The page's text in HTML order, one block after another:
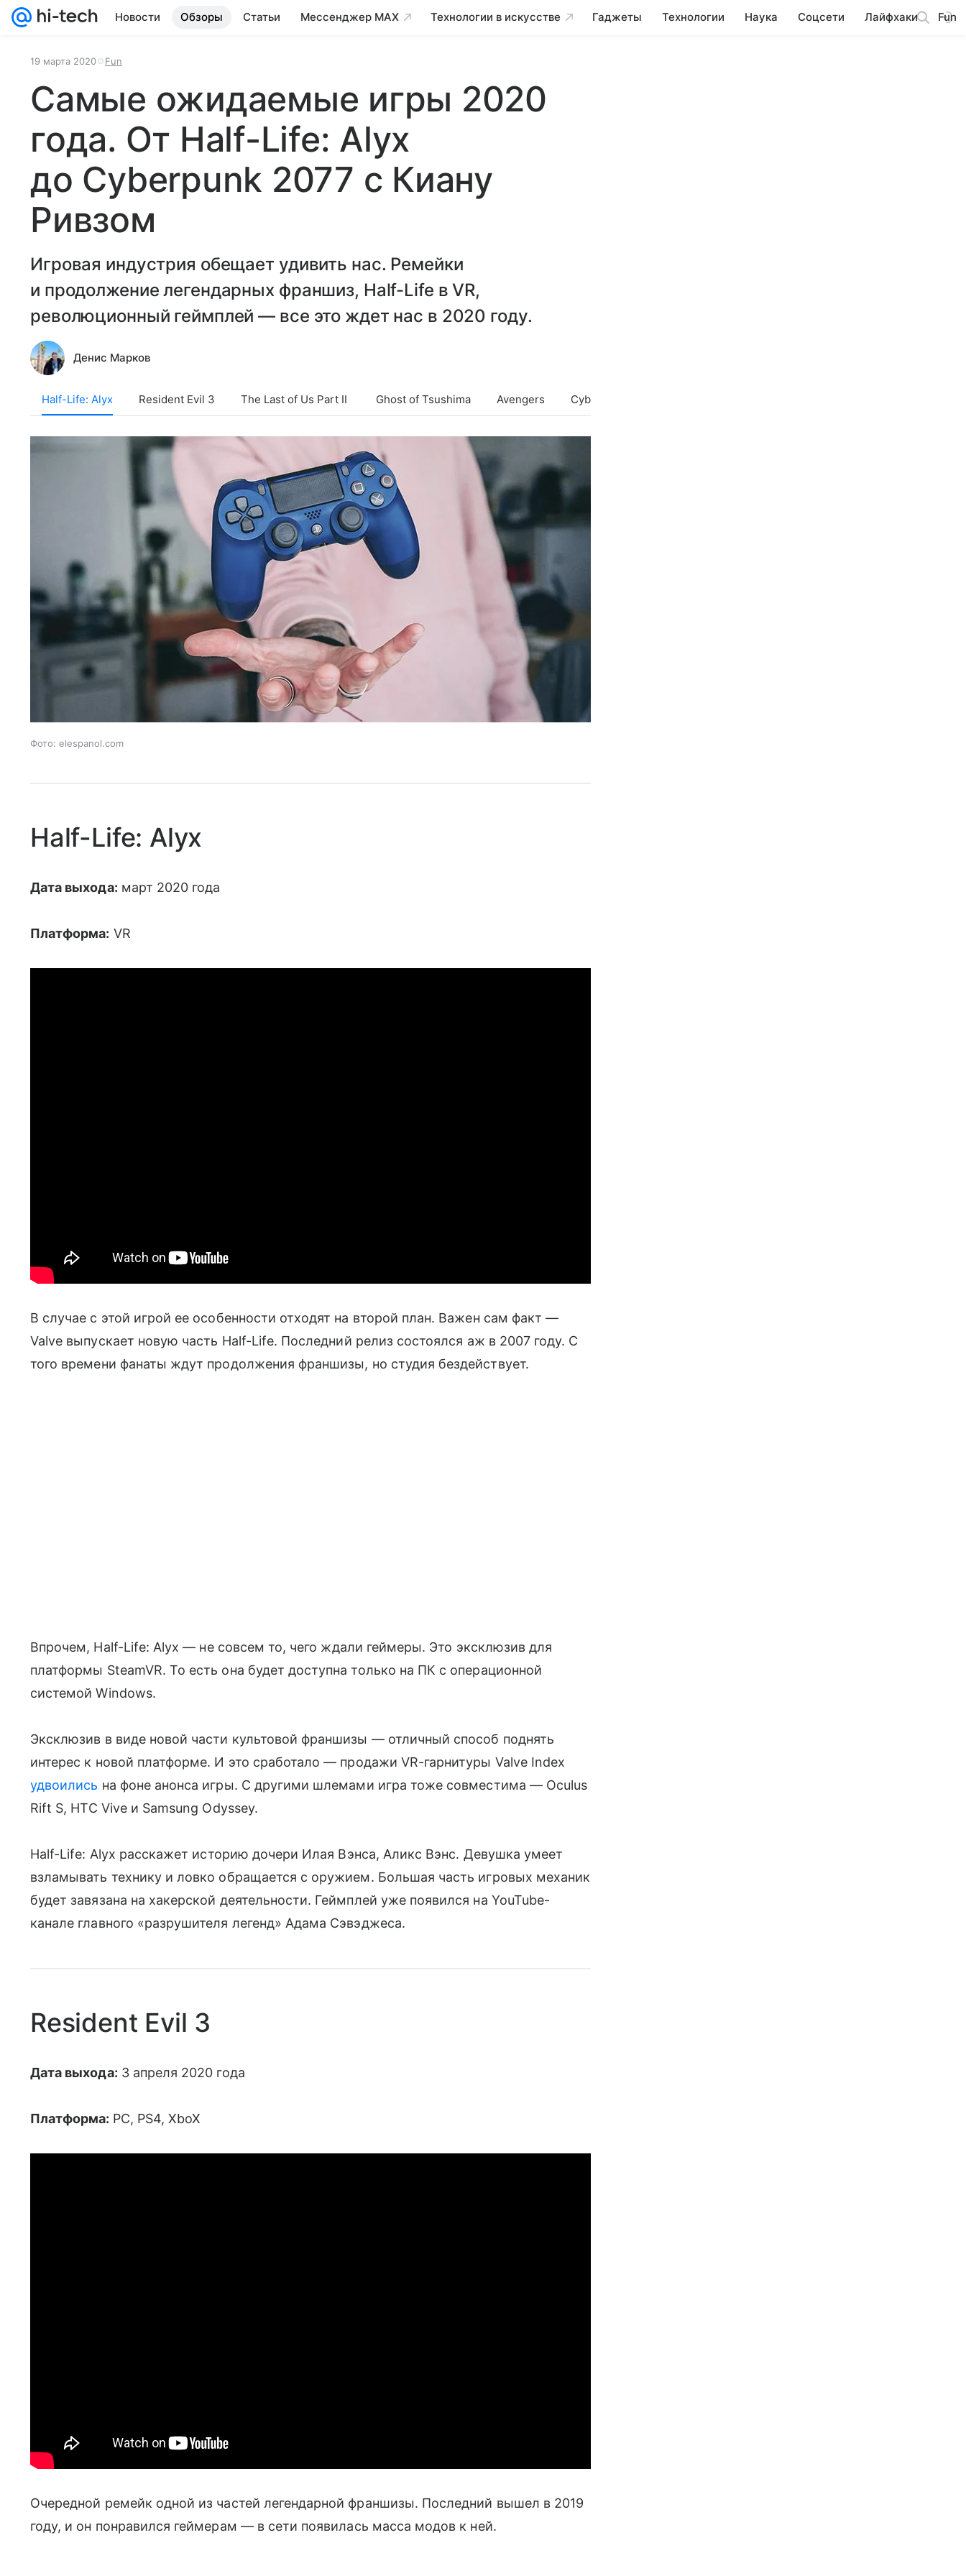
Новости Обзоры Статьи Мессенджер MAX Технологии в искусстве Гаджеты Технологии Наука Соцсети Лайфхаки Fun
19 марта 2020 Fun
Самые ожидаемые игры 2020
года. От Half-Life: Alyx
до Cyberpunk 2077 с Киану
Ривзом
Игровая индустрия обещает удивить нас. Ремейки
и продолжение легендарных франшиз, Half-Life в VR,
революционный геймплей — все это ждет нас в 2020 году.
Денис Марков
Half-Life: Alyx ​​​​​​​Resident Evil 3 The Last of Us Part II ​​​​​​​Ghost of Tsushima Avengers Cyberpunk 2077
Фото: elespanol.com
Half-Life: Alyx
Дата выхода: март 2020 года
Платформа: VR
В случае с этой игрой ее особенности отходят на второй план. Важен сам факт —
Valve выпускает новую часть Half-Life. Последний релиз состоялся аж в 2007 году. С
того времени фанаты ждут продолжения франшизы, но студия бездействует.
Впрочем, Half-Life: Alyx — не совсем то, чего ждали геймеры. Это эксклюзив для
платформы SteamVR. То есть она будет доступна только на ПК с операционной
системой Windows.
Эксклюзив в виде новой части культовой франшизы — отличный способ поднять
интерес к новой платформе. И это сработало — продажи VR-гарнитуры Valve Index
удвоились на фоне анонса игры. С другими шлемами игра тоже совместима — Oculus
Rift S, HTC Vive и Samsung Odyssey.
Half-Life: Alyx расскажет историю дочери Илая Вэнса, Аликс Вэнс. Девушка умеет
взламывать технику и ловко обращается с оружием. Большая часть игровых механик
будет завязана на хакерской деятельности. Геймплей уже появился на YouTube-
канале главного «разрушителя легенд» Адама Сэвэджеса.
Resident Evil 3
Дата выхода: 3 апреля 2020 года
Платформа: PC, PS4, XboX
Очередной ремейк одной из частей легендарной франшизы. Последний вышел в 2019
году, и он понравился геймерам — в сети появилась масса модов к ней.